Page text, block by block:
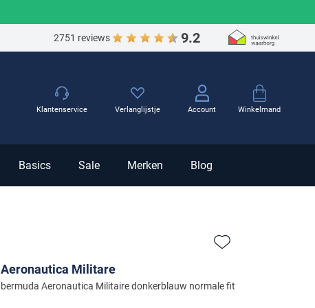
2751 reviews 9.2
Winkelmand
Basics Sale Merken Blog
Klantenservice Verlanglijstje Account
Aeronautica Militare
bermuda Aeronautica Militaire donkerblauw normale fit
Zet bij favorieten